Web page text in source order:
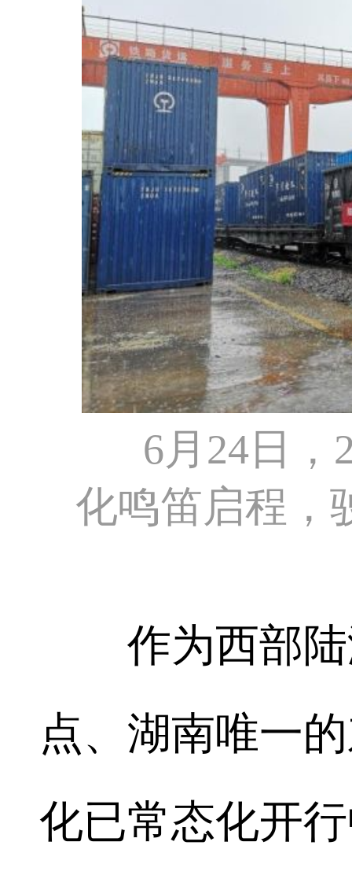
6月24日，
化鸣笛启程
作为西部陆
点、湖南唯一
化已常态化开